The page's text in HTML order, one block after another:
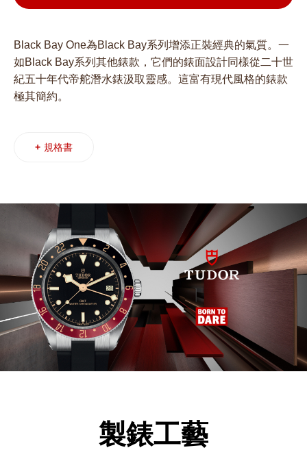
Black Bay One為Black Bay系列增添正裝經典的氣質。一
如Black Bay系列其他錶款，它們的錶面設計同樣從二十世
紀五十年代帝舵潛水錶汲取靈感。這富有現代風格的錶款
極其簡約。
+ 規格書
製錶工藝